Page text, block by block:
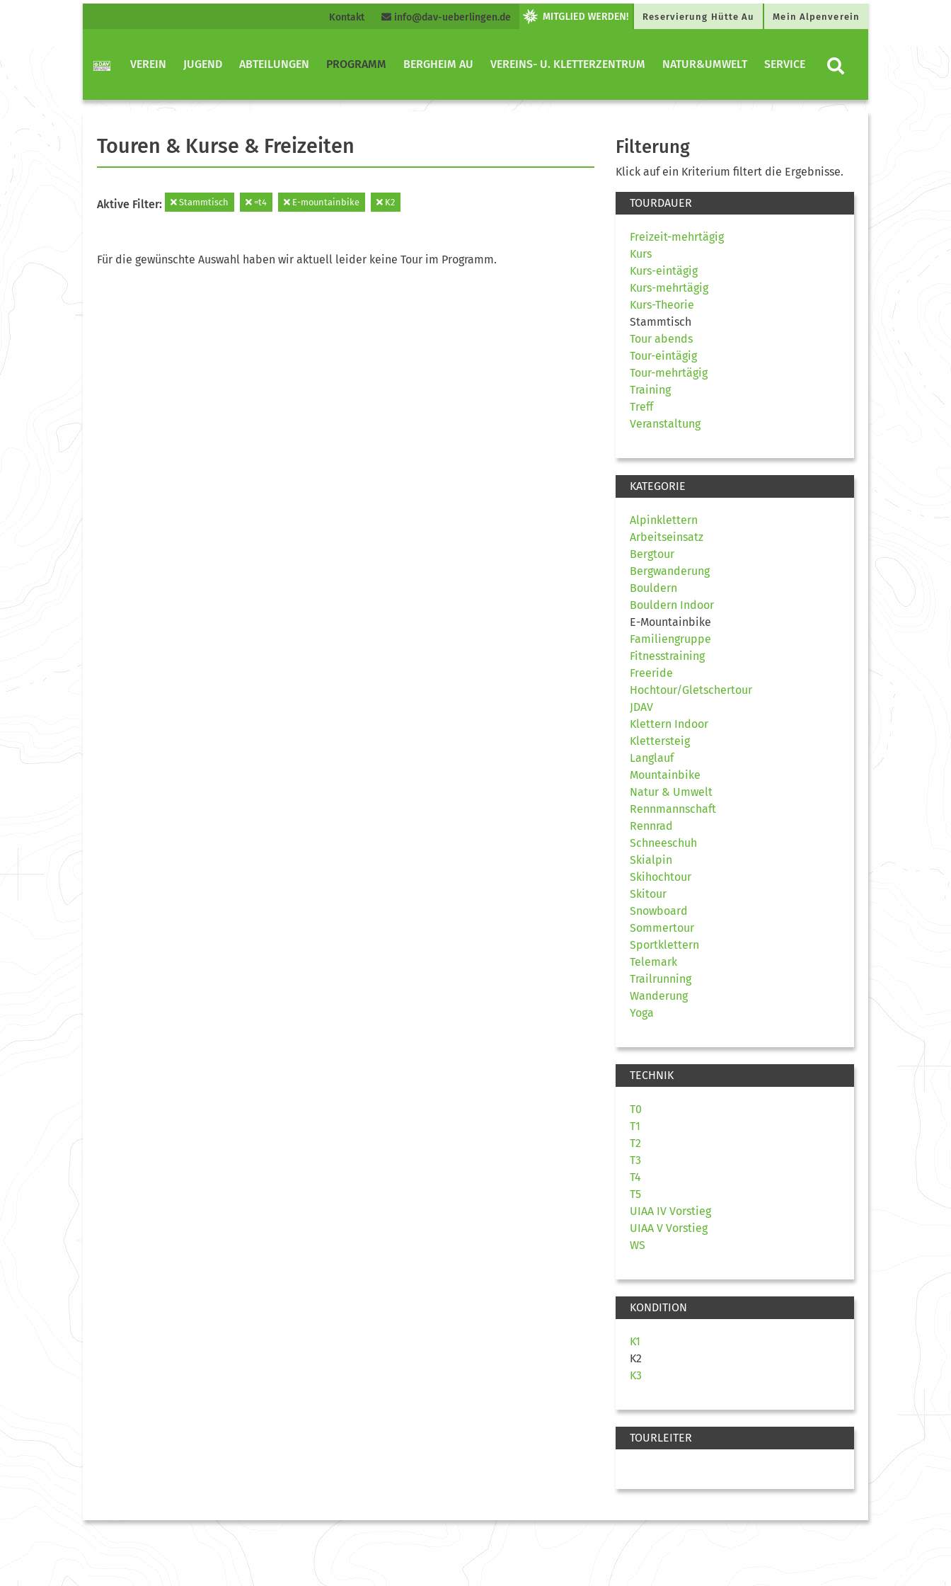
Kontakt info@dav-ueberlingen.de Reservierung Hütte Au Mein Alpenverein
VEREIN JUGEND ABTEILUNGEN PROGRAMM BERGHEIM AU VEREINS- U. KLETTERZENTRUM NATUR&UMWELT SERVICE
Touren & Kurse & Freizeiten
Aktive Filter: Stammtisch =t4 E-mountainbike K2
Für die gewünschte Auswahl haben wir aktuell leider keine Tour im Programm.
Filterung
Klick auf ein Kriterium filtert die Ergebnisse.
TOURDAUER
Freizeit-mehrtägig
Kurs
Kurs-eintägig
Kurs-mehrtägig
Kurs-Theorie
Stammtisch
Tour abends
Tour-eintägig
Tour-mehrtägig
Training
Treff
Veranstaltung
KATEGORIE
Alpinklettern
Arbeitseinsatz
Bergtour
Bergwanderung
Bouldern
Bouldern Indoor
E-Mountainbike
Familiengruppe
Fitnesstraining
Freeride
Hochtour/Gletschertour
JDAV
Klettern Indoor
Klettersteig
Langlauf
Mountainbike
Natur & Umwelt
Rennmannschaft
Rennrad
Schneeschuh
Skialpin
Skihochtour
Skitour
Snowboard
Sommertour
Sportklettern
Telemark
Trailrunning
Wanderung
Yoga
TECHNIK
T0
T1
T2
T3
T4
T5
UIAA IV Vorstieg
UIAA V Vorstieg
WS
KONDITION
K1
K2
K3
TOURLEITER